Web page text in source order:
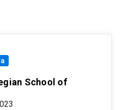
School of